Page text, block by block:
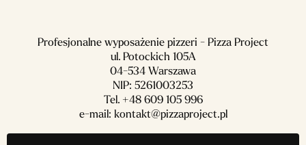
Profesjonalne wyposażenie pizzeri - Pizza Project
ul. Potockich 105A
04-534 Warszawa
NIP: 5261003253
Tel. +48 609 105 996
e-mail: kontakt@pizzaproject.pl